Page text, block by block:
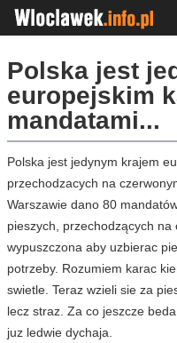
Polska jest
europejskim
mandatami...
Polska jest jedynym krajem
przechodzacych na
Warszawie dano 80
pieszych, przechodzących
wypuszczona aby uzbierac
potrzeby. Rozumiem karac
swietle. Teraz wzieli sie za
lecz straz. Za co jeszcze
juz ledwie dychaja.